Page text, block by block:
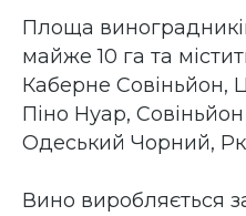
Площа
майже 10 га та
Каберне Совіньйон,
Піно Нуар,
Одеський Чорний,
Вино виробляється